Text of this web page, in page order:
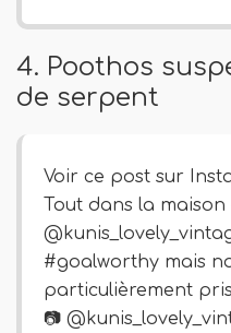
4. Poothos
de serpent
Voir ce post sur
Tout dans la maison
#goalworthy mais
particulièrement pris
📷